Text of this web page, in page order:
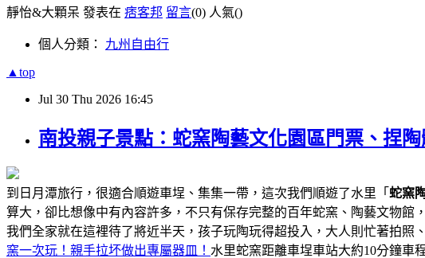
靜怡&大顆呆 發表在 痞客邦 留言(0) 人氣()
個人分類： 九州自由行
▲top
Jul 30 Thu 2026 16:45
南投親子景點：蛇窯陶藝文化園區門票、捏
到日月潭旅行，很適合順遊車埕、集集一帶，這次我們順遊了水里「 蛇窯
算大，卻比想像中有內容許多，不只有保存完整的百年蛇窯、陶藝文物
我們全家就在這裡待了將近半天，孩子玩陶玩得超投入，大人則忙著拍照
窯一次玩！親手拉坏做出專屬器皿！ 水里蛇窯距離車埕車站大約10分鐘車